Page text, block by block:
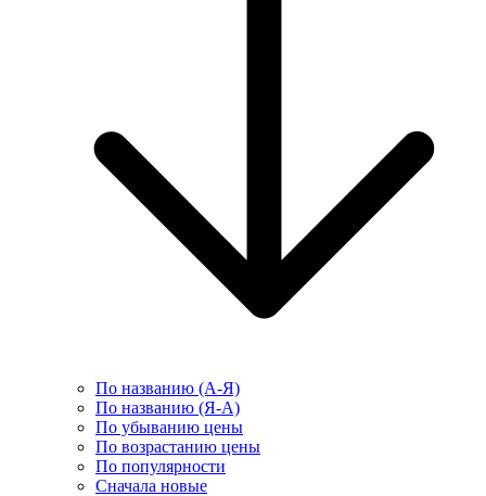
По названию (А-Я)
По названию (Я-А)
По убыванию цены
По возрастанию цены
По популярности
Сначала новые